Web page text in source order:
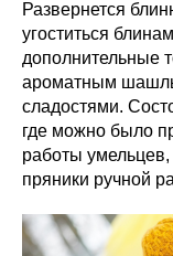
Развернется
угоститься
дополнительные
ароматным
сладостями.
где можно было
работы
пряники ручной